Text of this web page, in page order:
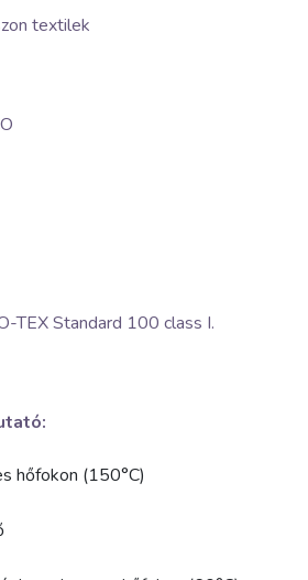
textilek
TEX Standard 100 class I.
hőfokon (150°C)